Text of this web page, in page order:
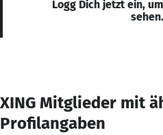
Logg Dich jetzt ein,
sehen.
XING Mitglieder mit
Profilangaben